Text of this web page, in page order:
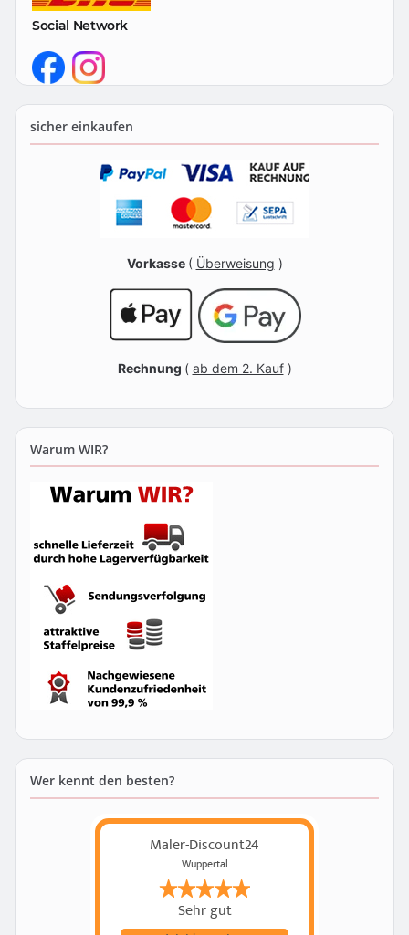
Social Network
sicher einkaufen
Vorkasse ( Überweisung )
Rechnung ( ab dem 2. Kauf)
Warum WIR?
Wer kennt den besten?
Maler-Discount24
Wuppertal
Sehr gut